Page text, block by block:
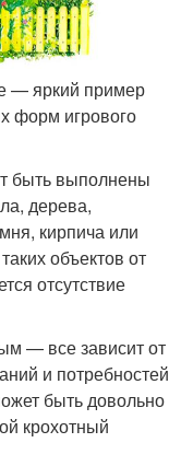
— яркий пример
форм игрового
быть выполнены
дерева,
кирпича или
объектов от
отсутствие
— все зависит от
и потребностей
быть довольно
крохотный